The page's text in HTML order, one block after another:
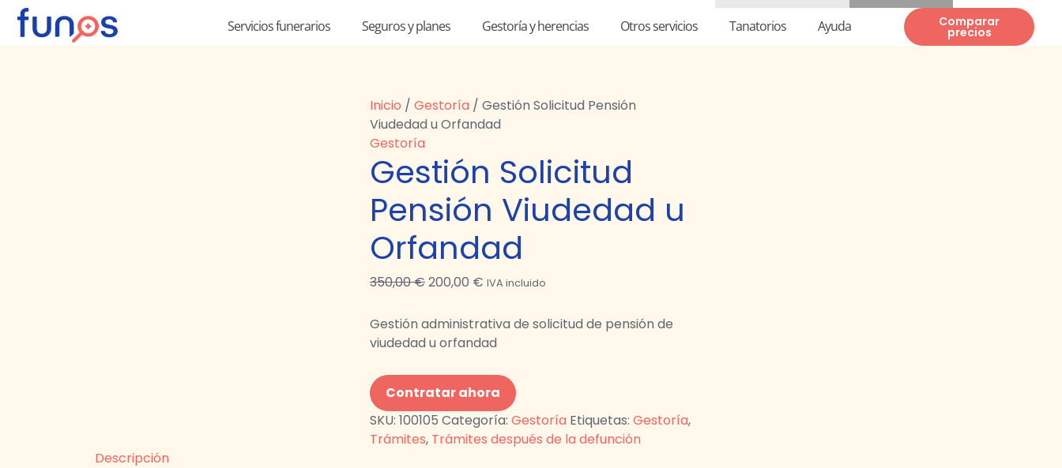
937 82 82 00
Servicios funerarios Seguros y planes Gestoría y herencias Otros servicios Tanatorios Ayuda Comparar
precios
Inicio / Gestoría / Gestión Solicitud Pensión
Viudedad u Orfandad
Gestoría
Gestión Solicitud
Pensión Viudedad u
Orfandad
350,00€
El
precio
era:
350,00 €.
200,00 €
El
precio
es:
200,00 €.
IVA incluido
Gestión administrativa de solicitud de pensión de
viudedad u orfandad
Gestión
Solicitud
Pensión
Viudedad
u
Orfandad
cantidad
Contratar ahora
SKU: 100105 Categoría: Gestoría Etiquetas: Gestoría,
Trámites, Trámites después de la defunción
Descripción